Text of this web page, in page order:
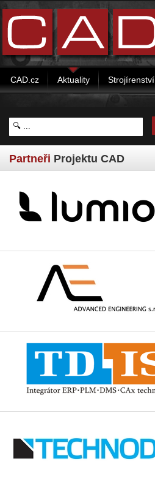
CAD.cz Aktuality Strojírenství
Partneři Projektu CAD